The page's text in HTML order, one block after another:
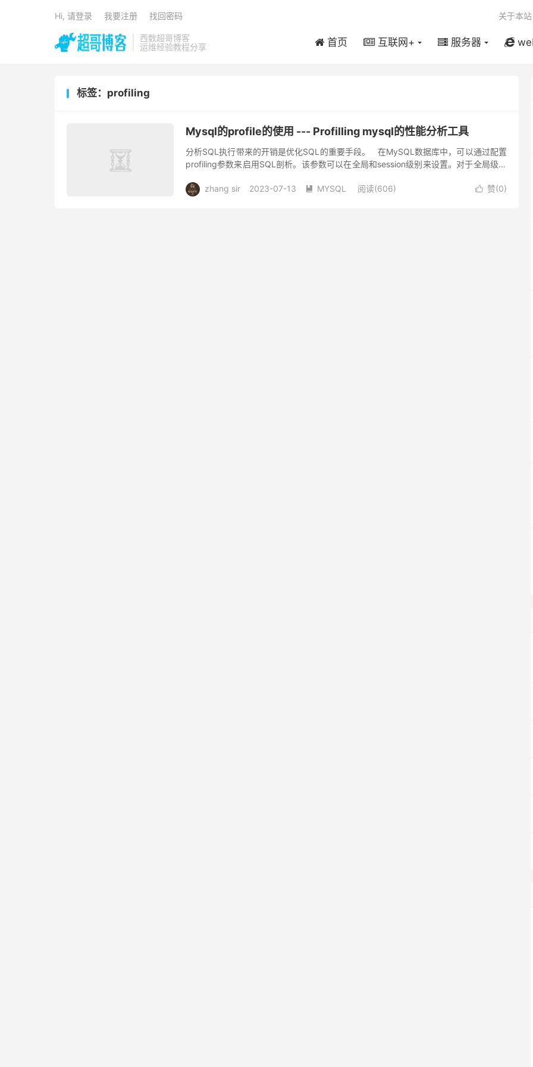
西数超哥博客
运维经验教程分享
首页 互联网+ 服务器
关于本站
Hi, 请登录 我要注册 找回密码
标签：profiling
Mysql的profile的使用 --- Profilling mysql的性能分析工具
分析SQL执行带来的开销是优化SQL的重要手段。 在MySQL数据库中，可以通过配置
profiling参数来启用SQL剖析。该参数可以在全局和session级别来设置。对于全局级别
 赞(0)
zhang sir 2023-07-13  MYSQL 阅读(606)